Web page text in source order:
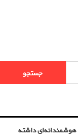
داشته